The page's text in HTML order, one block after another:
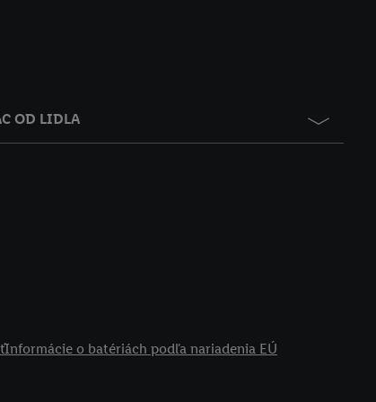
OD LIDLA
Informácie o batériách podľa nariadenia EÚ